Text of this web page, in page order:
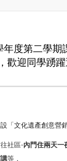
年度第二學期
歡迎同學踴躍
「文化遺產創意營
社區-內門住兩天一
等，